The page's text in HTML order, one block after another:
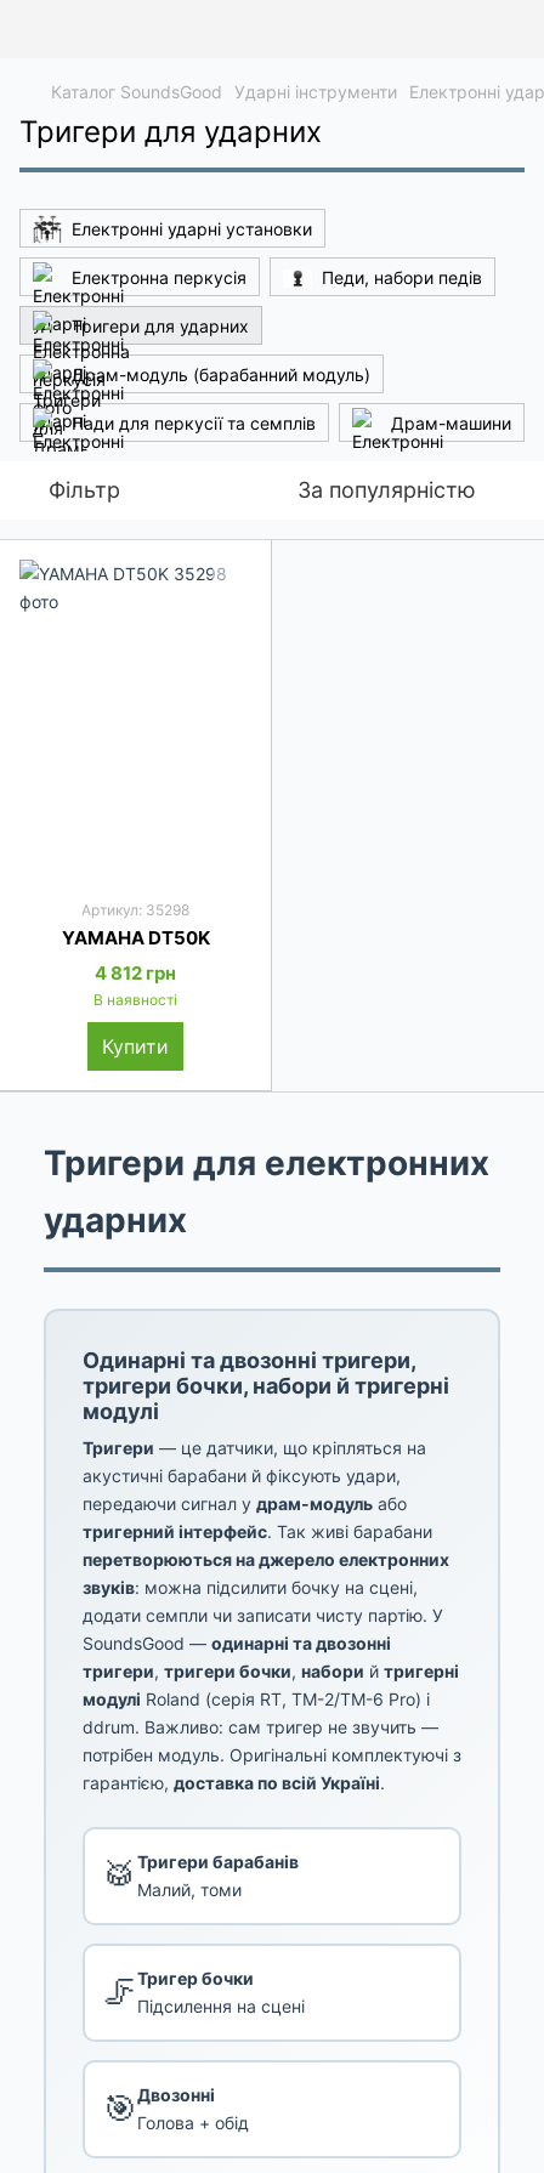
Каталог SoundsGood Ударні інструменти Електронні
Тригери для ударних
Електронні ударні установки
Електронна перкусія Педи, набори педів
Тригери для ударних
Драм-модуль (барабанний модуль)
Пади для перкусії та семплів Драм-машини
Фільтр За популярністю
Артикул: 35298
YAMAHA DT50K
4 812 грн
В наявності
Купити
Тригери для електронних
ударних
Одинарні та двозонні тригери,
тригери бочки, набори й тригерні
модулі
Тригери — це датчики, що кріпляться на
акустичні барабани й фіксують удари,
передаючи сигнал у драм-модуль або
тригерний інтерфейс. Так живі барабани
перетворюються на джерело електронних
звуків: можна підсилити бочку на сцені,
додати семпли чи записати чисту партію. У
SoundsGood — одинарні та двозонні
тригери, тригери бочки, набори й тригерні
модулі Roland (серія RT, TM-2/TM-6 Pro) і
ddrum. Важливо: сам тригер не звучить —
потрібен модуль. Оригінальні комплектуючі з
гарантією, доставка по всій Україні.
🥁 Тригери барабанів
Малий, томи
🦵Тригер бочки
Підсилення на сцені
🎯Двозонні
Голова + обід